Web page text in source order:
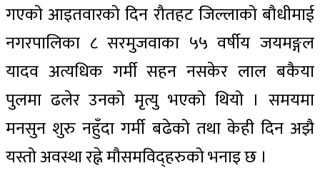
गएको आइतवारको दिन रौतहट जिल्लाको बौधीमाई
नगरपालिका ८ सरमुजवाका ५५ वर्षीय जयमङ्गल
यादव अत्यधिक गर्मी सहन नसकेर लाल बकैया
पुलमा ढलेर उनको मृत्यु भएको थियो । समयमा
मनसुन शुरु नहुँदा गर्मी बढेको तथा केही दिन अझै
यस्तो अवस्था रह्ने मौसमविद्हरुको भनाइ छ ।